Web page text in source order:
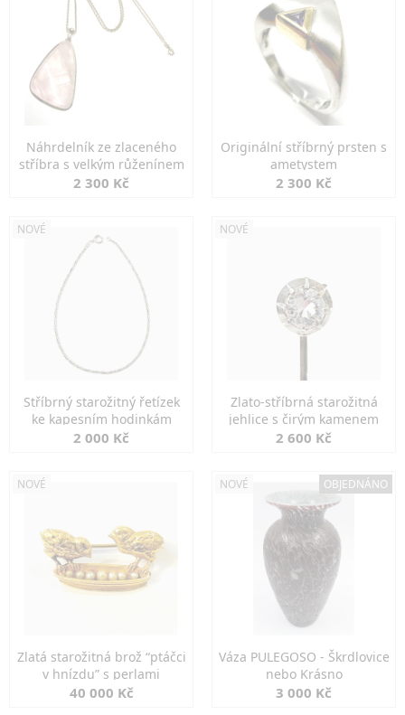
Náhrdelník ze zlaceného
stříbra s velkým růženínem
2 300 Kč
Originální stříbrný prsten s
ametystem
2 300 Kč
NOVÉ
Stříbrný starožitný řetízek
ke kapesním hodinkám
2 000 Kč
NOVÉ
Zlato-stříbrná starožitná
jehlice s čirým kamenem
2 600 Kč
NOVÉ
Zlatá starožitná brož “ptáčci
v hnízdu” s perlami
40 000 Kč
NOVÉ OBJEDNÁNO
Váza PULEGOSO - Škrdlovice
nebo Krásno
3 000 Kč